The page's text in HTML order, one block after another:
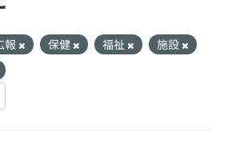
報 保健 福祉
施設